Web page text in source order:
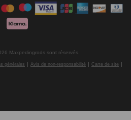
Maxpedingrods sont réservés.
générales Avis de non-responsabilité Carte de site